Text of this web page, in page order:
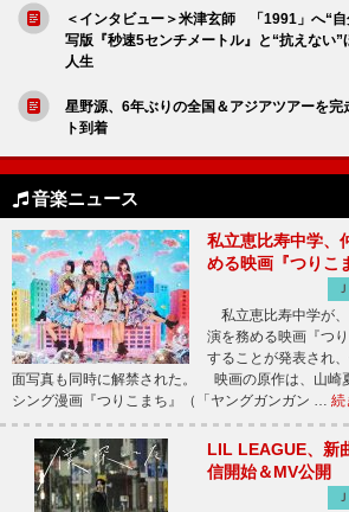
＜インタビュー＞米津玄師 「1991」へ“
写版『秒速5センチメートル』と“抗えない”
人生
星野源、6年ぶりの全国＆アジアツアーを完
ト到着
音楽ニュース
私立恵比寿中学、
める映画『つりこ
私立恵比寿中学が
演を務める映画『つ
することが発表され
面写真も同時に解禁された。 映画の原作は、山崎
シング漫画『つりこまち』（「ヤングガンガン … 続
LIL LEAGUE、新
信開始＆MV公開